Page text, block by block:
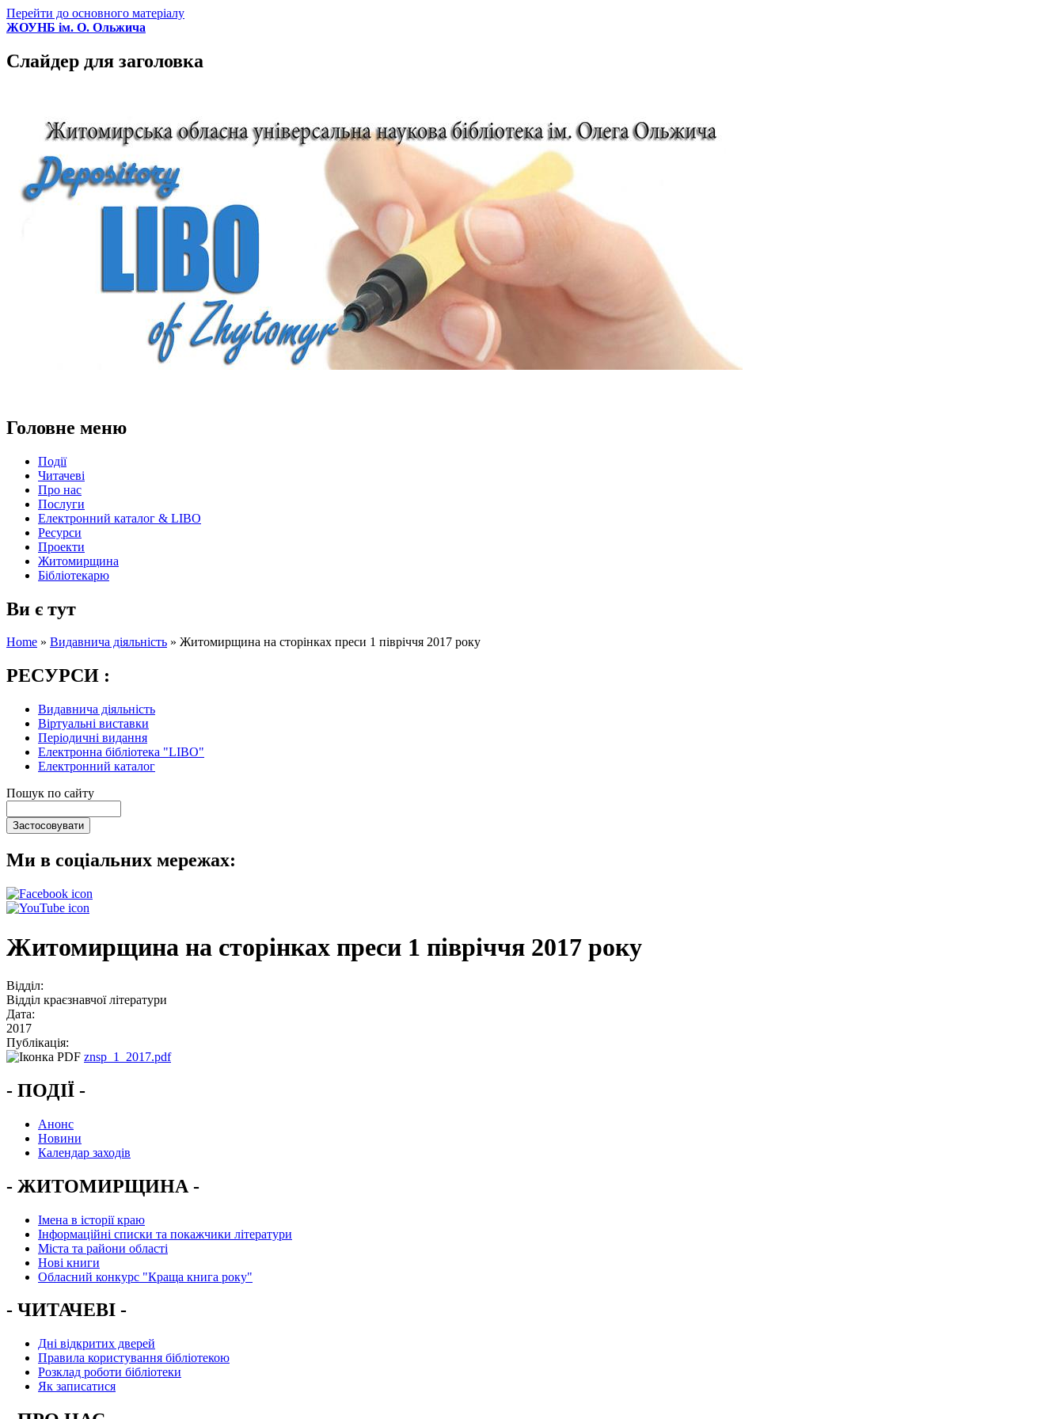
Перейти до основного матеріалу
ЖОУНБ ім. О. Ольжича
Слайдер для заголовка
Головне меню
Події
Читачеві
Про нас
Послуги
Електронний каталог & LIBO
Ресурси
Проекти
Житомирщина
Бібліотекарю
Ви є тут
Home » Видавнича діяльність » Житомирщина на сторінках преси 1 півріччя 2017 року
РЕСУРСИ :
Видавнича діяльність
Віртуальні виставки
Періодичні видання
Електронна бібліотека "LIBO"
Електронний каталог
Пошук по сайту
Ми в соціальних мережах:
Житомирщина на сторінках преси 1 півріччя 2017 року
Відділ:
Відділ краєзнавчої літератури
Дата:
2017
Публікація:
znsp_1_2017.pdf
- ПОДІЇ -
Анонс
Новини
Календар заходів
- ЖИТОМИРЩИНА -
Імена в історії краю
Інформаційні списки та покажчики літератури
Міста та райони області
Нові книги
Обласний конкурс "Краща книга року"
- ЧИТАЧЕВІ -
Дні відкритих дверей
Правила користування бібліотекою
Розклад роботи бібліотеки
Як записатися